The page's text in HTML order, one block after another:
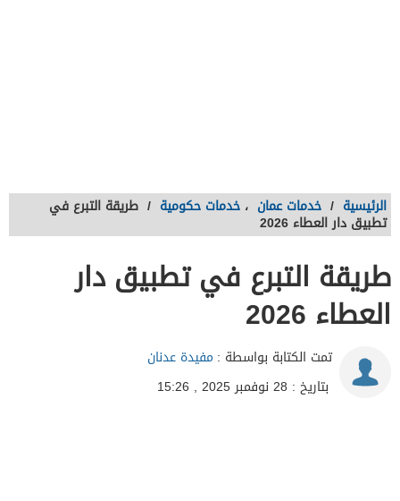
الرئيسية / خدمات عمان ، خدمات حكومية / طريقة التبرع في
تطبيق دار العطاء 2026
طريقة التبرع في تطبيق دار
العطاء 2026
تمت الكتابة بواسطة : مفيدة عدنان
بتاريخ : 28 نوفمبر 2025 , 15:26